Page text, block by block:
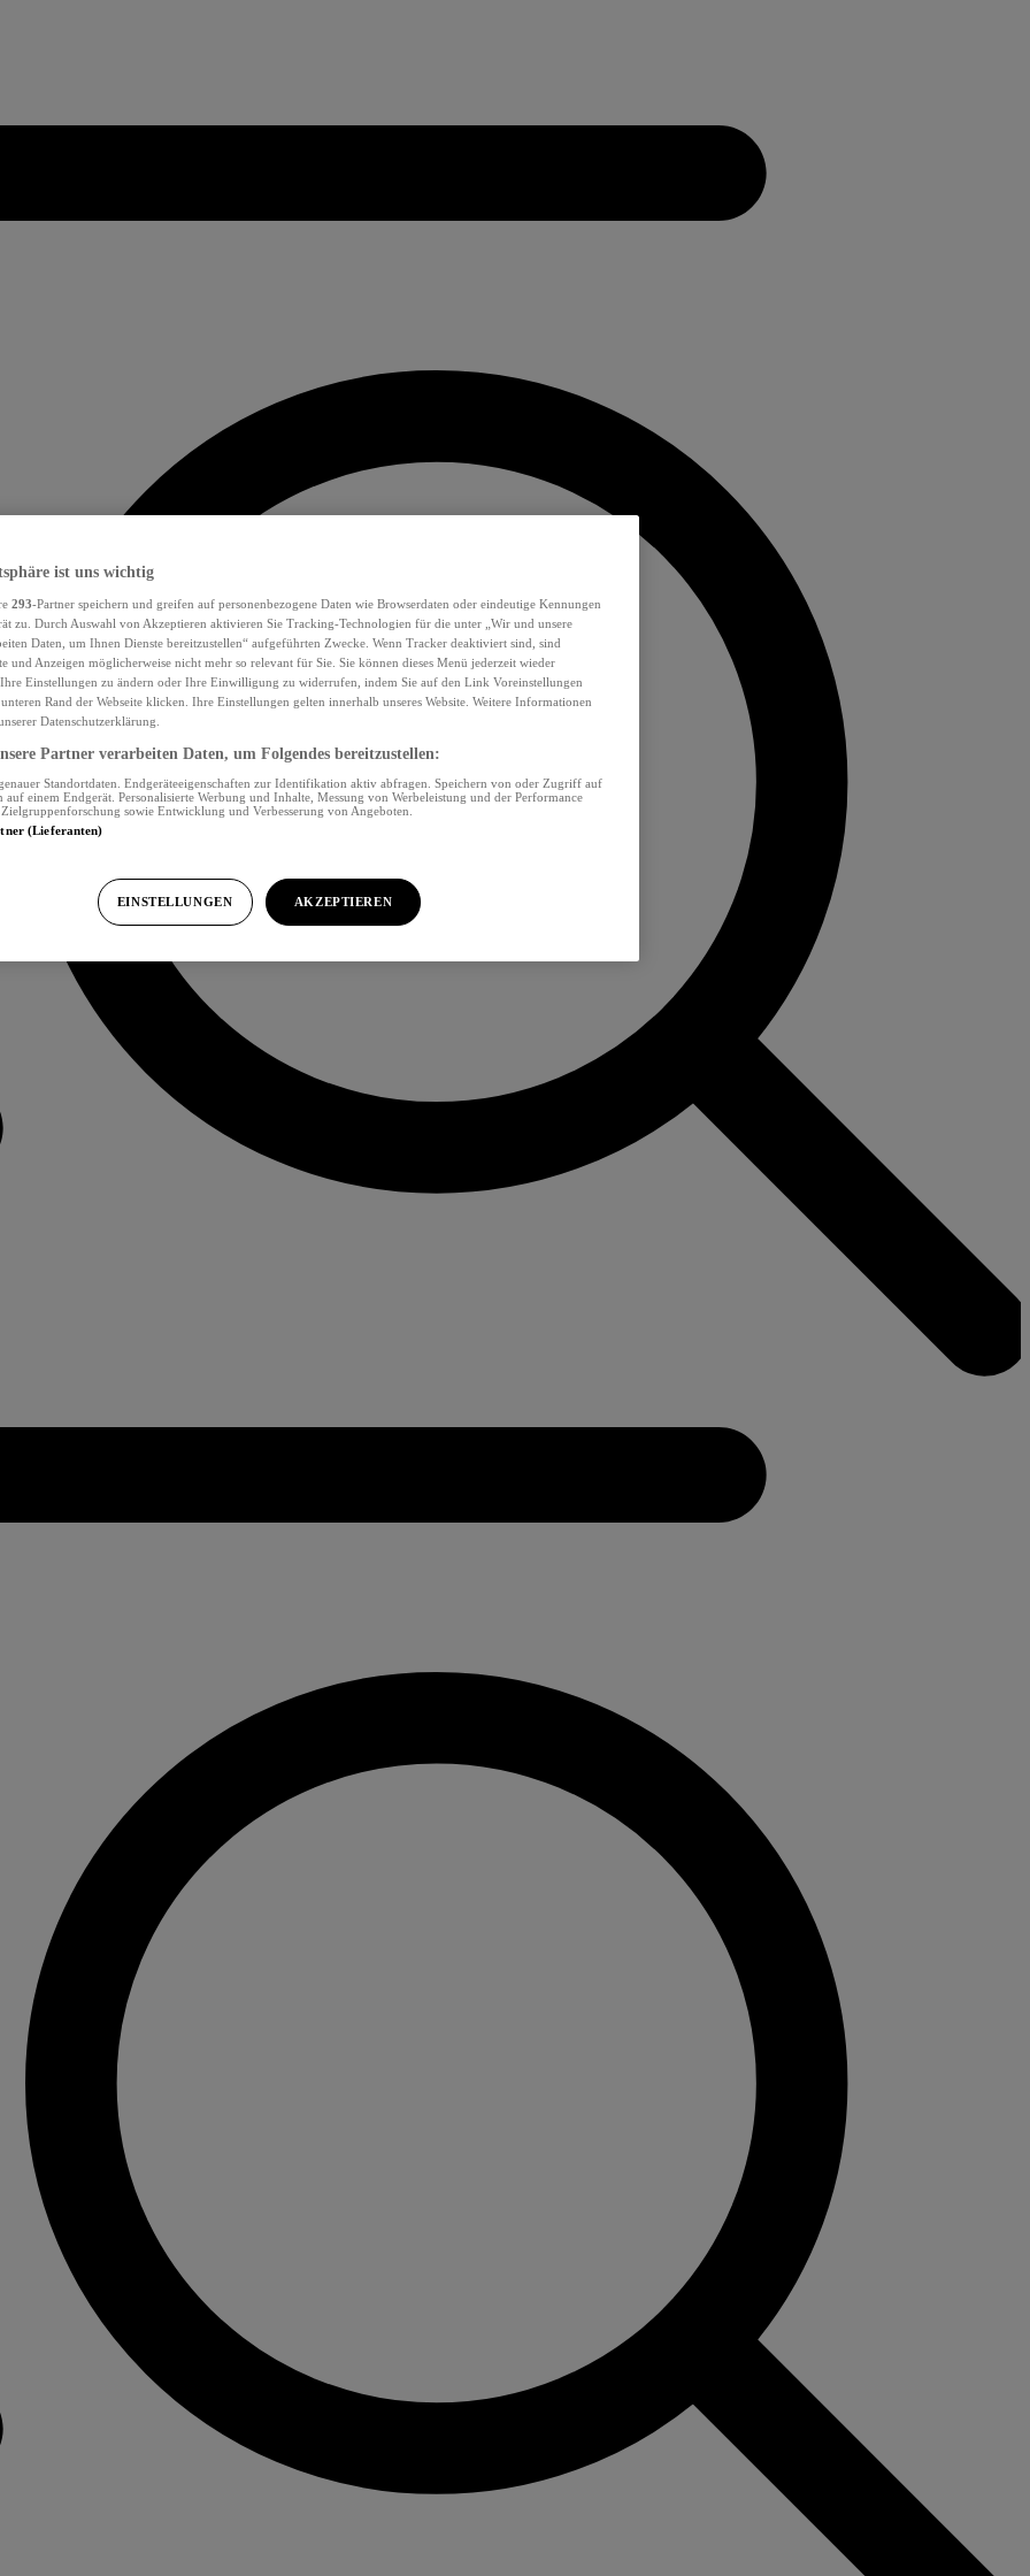
ist uns wichtig
293-Partner speichern und greifen auf personenbezogene Daten wie Browserdaten oder eindeutige Kennungen
zu. Durch Auswahl von Akzeptieren aktivieren Sie Tracking-Technologien für die unter „Wir und unsere
Daten, um Ihnen Dienste bereitzustellen“ aufgeführten Zwecke. Wenn Tracker deaktiviert sind, sind
und Anzeigen möglicherweise nicht mehr so relevant für Sie. Sie können dieses Menü jederzeit wieder
Einstellungen zu ändern oder Ihre Einwilligung zu widerrufen, indem Sie auf den Link Voreinstellungen
Rand der Webseite klicken. Ihre Einstellungen gelten innerhalb unseres Website. Weitere Informationen
Datenschutzerklärung.
Partner verarbeiten Daten, um Folgendes bereitzustellen:
Standortdaten. Endgeräteeigenschaften zur Identifikation aktiv abfragen. Speichern von oder Zugriff auf
einem Endgerät. Personalisierte Werbung und Inhalte, Messung von Werbeleistung und der Performance
sowie Entwicklung und Verbesserung von Angeboten.
(Lieferanten)
EINSTELLUNGEN AKZEPTIEREN